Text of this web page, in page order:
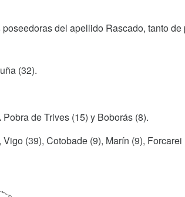
del apellido Rascado, tanto de
(32).
de Trives (15) y Boborás (8).
(39), Cotobade (9), Marín (9), Forcarei